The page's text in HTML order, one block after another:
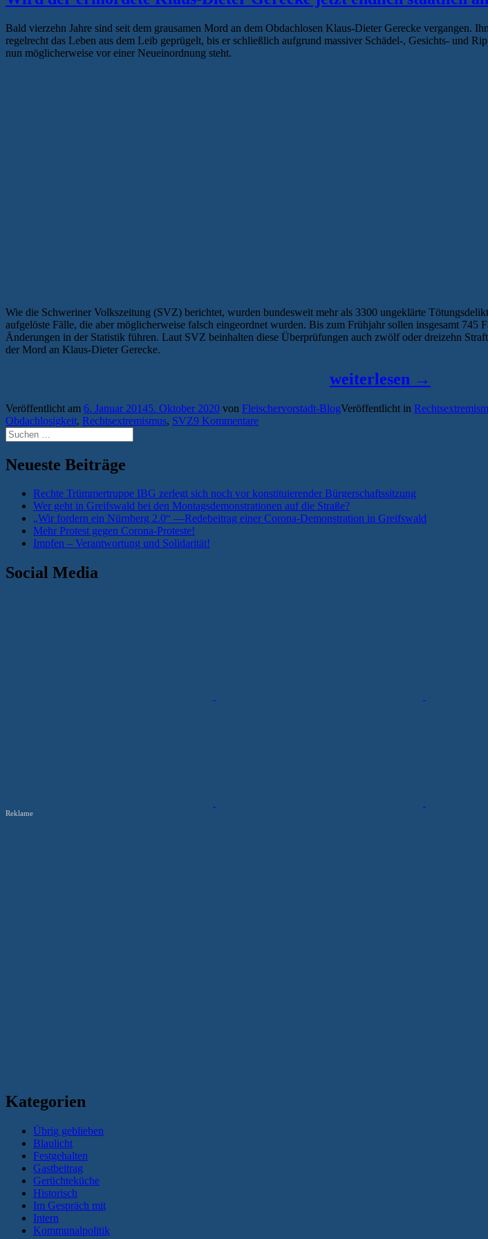
Bald vierzehn Jahre sind seit dem grausamen Mord an dem Obdachlosen Klaus-Dieter Gerecke vergangen.
regelrecht das Leben aus dem Leib geprügelt, bis er schließlich aufgrund massiver Schädel-, Gesichts- und
nun möglicherweise vor einer Neueinordnung steht.
Wie die Schweriner Volkszeitung (SVZ) berichtet, wurden bundesweit mehr als 3300 ungeklärte
aufgelöste Fälle, die aber möglicherweise falsch eingeordnet wurden. Bis zum Frühjahr sollen insgesamt
Änderungen in der Statistik führen. Laut SVZ beinhalten diese Überprüfungen auch zwölf oder dreizehn
der Mord an Klaus-Dieter Gerecke.
„Wird
ermordete
jetzt
endlich
staatlich
weiterlesen →
Veröffentlicht am 6. Januar 20145. Oktober 2020 von Fleischervorstadt-BlogVeröffentlicht in
Obdachlosigkeit, Rechtsextremismus, SVZ9 Kommentare
Suchen
nach:
Neueste Beiträge
Rechte Trümmertruppe IBG zerlegt sich noch vor konstituierender Bürgerschaftssitzung
Wer geht in Greifswald bei den Montagsdemonstrationen auf die Straße?
„Wir fordern ein Nürnberg 2.0“ —Redebeitrag einer Corona-Demonstration in Greifswald
Mehr Protest gegen Corona-Proteste!
Impfen – Verantwortung und Solidarität!
Social Media
Reklame
Kategorien
Übrig geblieben
Blaulicht
Festgehalten
Gastbeitrag
Gerüchteküche
Historisch
Im Gespräch mit
Intern
Kommunalpolitik